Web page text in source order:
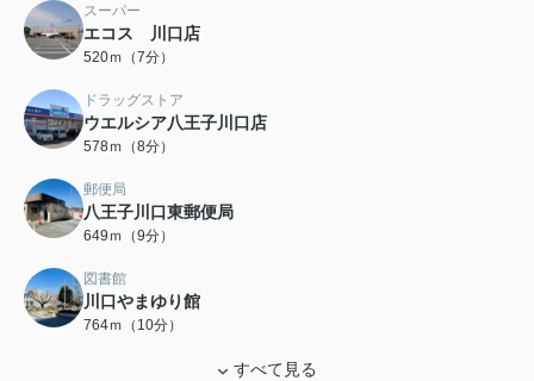
スーパー
エコス 川口店
520ｍ（7分）
ドラッグストア
ウエルシア八王子川口店
578ｍ（8分）
郵便局
八王子川口東郵便局
649ｍ（9分）
図書館
川口やまゆり館
764ｍ（10分）
すべて見る